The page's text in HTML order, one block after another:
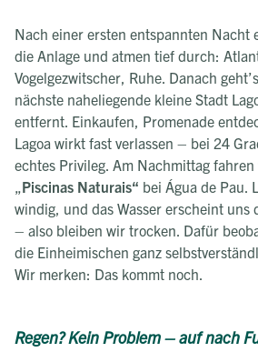
Nach einer ersten entspannten Nacht
die Anlage und atmen tief durch:
Vogelgezwitscher, Ruhe. Danach
nächste naheliegende kleine Stadt
entfernt. Einkaufen, Promenade
Lagoa wirkt fast verlassen – bei 24
echtes Privileg. Am Nachmittag
„Piscinas Naturais“ bei Água de Pau.
windig, und das Wasser erscheint uns
– also bleiben wir trocken. Dafür
die Einheimischen ganz
Wir merken: Das kommt noch.
Regen? Kein Problem – auf nach